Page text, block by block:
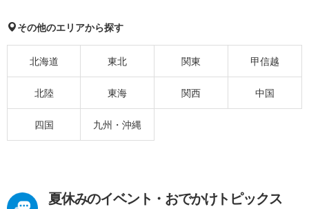
その他のエリアから探す
北海道 東北 関東 甲信越
北陸 東海 関西 中国
四国 九州・沖縄
夏休みのイベント・おでかけトピックス